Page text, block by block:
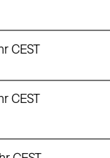
CEST
CEST